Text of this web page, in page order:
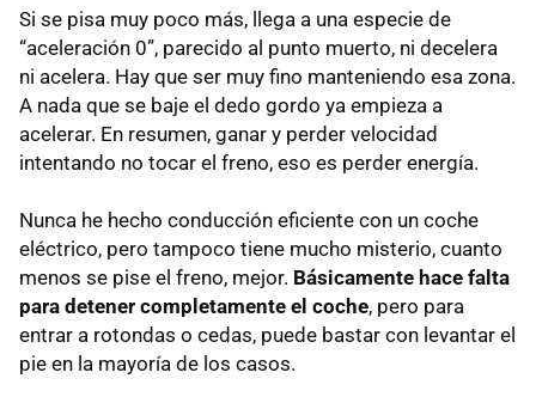
Si se pisa muy poco más, llega a una especie de
“aceleración 0”, parecido al punto muerto, ni decelera
ni acelera. Hay que ser muy fino manteniendo esa zona.
A nada que se baje el dedo gordo ya empieza a
acelerar. En resumen, ganar y perder velocidad
intentando no tocar el freno, eso es perder energía.
Nunca he hecho conducción eficiente con un coche
eléctrico, pero tampoco tiene mucho misterio, cuanto
menos se pise el freno, mejor. Básicamente hace falta
para detener completamente el coche, pero para
entrar a rotondas o cedas, puede bastar con levantar el
pie en la mayoría de los casos.